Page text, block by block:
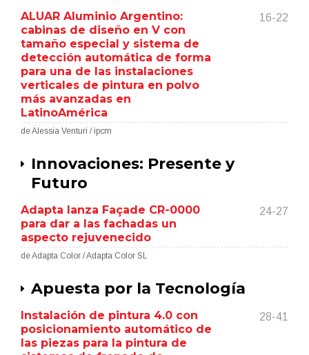
ALUAR Aluminio Argentino:
cabinas de diseño en V con
tamaño especial y sistema de
detección automática de forma
para una de las instalaciones
verticales de pintura en polvo
más avanzadas en
LatinoAmérica
16-22
de Alessia Venturi / ipcm
Innovaciones: Presente y
Futuro
Adapta lanza Façade CR-0000
para dar a las fachadas un
aspecto rejuvenecido
24-27
de Adapta Color / Adapta Color SL
Apuesta por la Tecnología
Instalación de pintura 4.0 con
posicionamiento automático de
las piezas para la pintura de
28-41